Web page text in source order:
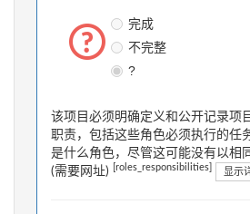
完成
不完整
?
该项目必须明确定义和公开记录项
职责，包括这些角色必须执行的任
是什么角色，尽管这可能没有以相
(需要网址)
[roles_responsibilities] 显示